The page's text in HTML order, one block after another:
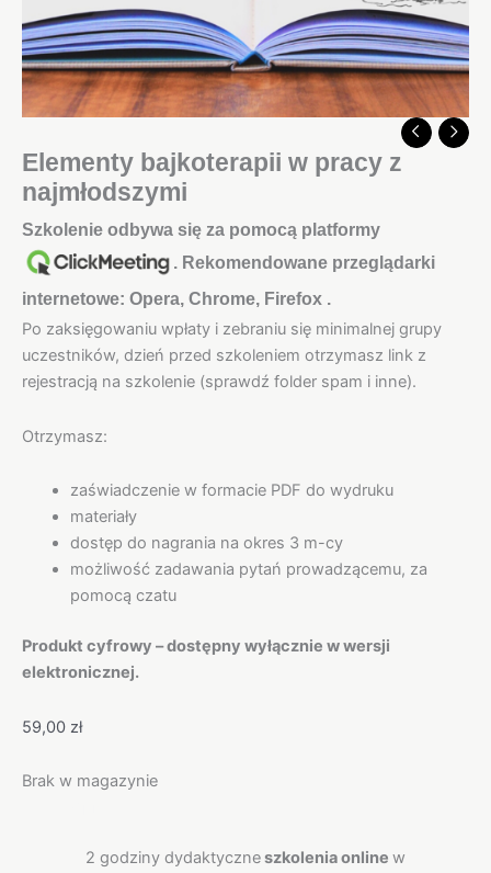
Elementy bajkoterapii w pracy z
najmłodszymi
Szkolenie odbywa się za pomocą platformy
. Rekomendowane przeglądarki
internetowe: Opera, Chrome, Firefox .
Po zaksięgowaniu wpłaty i zebraniu się minimalnej grupy
uczestników, dzień przed szkoleniem otrzymasz link z
rejestracją na szkolenie (sprawdź folder spam i inne).
Otrzymasz:
zaświadczenie w formacie PDF do wydruku
materiały
dostęp do nagrania na okres 3 m-cy
możliwość zadawania pytań prowadzącemu, za
pomocą czatu
Produkt cyfrowy – dostępny wyłącznie w wersji
elektronicznej.
59,00 zł
Brak w magazynie
2 godziny dydaktyczneszkolenia online w